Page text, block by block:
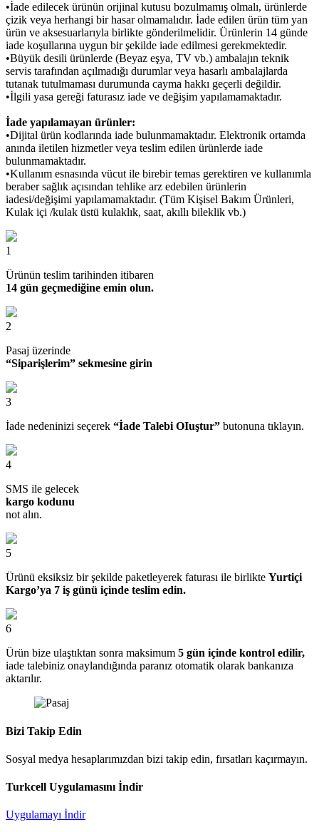
•İade edilecek ürünün orijinal kutusu bozulmamış olmalı, ürünlerde
çizik veya herhangi bir hasar olmamalıdır. İade edilen ürün tüm yan
ürün ve aksesuarlarıyla birlikte gönderilmelidir. Ürünlerin 14 günde
iade koşullarına uygun bir şekilde iade edilmesi gerekmektedir.
•Büyük desili ürünlerde (Beyaz eşya, TV vb.) ambalajın teknik
servis tarafından açılmadığı durumlar veya hasarlı ambalajlarda
tutanak tutulmaması durumunda cayma hakkı geçerli değildir.
•İlgili yasa gereği faturasız iade ve değişim yapılamamaktadır.
İade yapılamayan ürünler:
•Dijital ürün kodlarında iade bulunmamaktadır. Elektronik ortamda
anında iletilen hizmetler veya teslim edilen ürünlerde iade
bulunmamaktadır.
•Kullanım esnasında vücut ile birebir temas gerektiren ve kullanımla
beraber sağlık açısından tehlike arz edebilen ürünlerin
iadesi/değişimi yapılamamaktadır. (Tüm Kişisel Bakım Ürünleri,
Kulak içi /kulak üstü kulaklık, saat, akıllı bileklik vb.)
1
Ürünün teslim tarihinden itibaren
14 gün geçmediğine emin olun.
2
Pasaj üzerinde
“Siparişlerim” sekmesine girin
3
İade nedeninizi seçerek “İade Talebi OIuştur” butonuna tıklayın.
4
SMS ile gelecek
kargo kodunu
not alın.
5
Ürünü eksiksiz bir şekilde paketleyerek faturası ile birlikte Yurtiçi
Kargo’ya 7 iş günü içinde teslim edin.
6
Ürün bize ulaştıktan sonra maksimum 5 gün içinde kontrol edilir,
iade talebiniz onaylandığında paranız otomatik olarak bankanıza
aktarılır.
Bizi Takip Edin
Sosyal medya hesaplarımızdan bizi takip edin, fırsatları kaçırmayın.
Turkcell Uygulamasını İndir
Uygulamayı İndir